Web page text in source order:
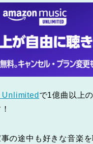
Unlimited で1億曲以上
の途中も好きな音楽を